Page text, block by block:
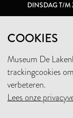
COOKIES
Museum De
trackingcookies
verbeteren.
Lees onze
DINSDAG T/M
+31 (0)71
STEUN